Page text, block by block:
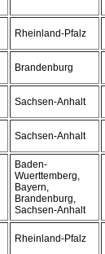
Rheinland-Pfalz
Brandenburg
Sachsen-Anhalt
Sachsen-Anhalt
Baden-
Wuerttemberg,
Bayern,
Brandenburg,
Sachsen-Anhalt
Rheinland-Pfalz